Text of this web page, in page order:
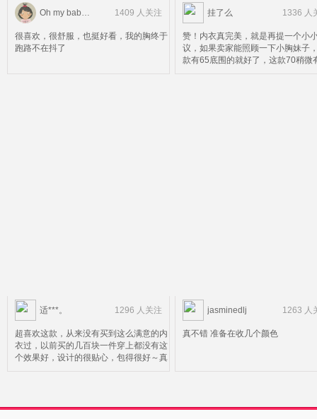
Oh my baby童品站 1409 人关注
很喜欢，很舒服，也挺好看，我的胸终于
跑路不在抖了
挂了么 1336 人
赞！内衣真完美，就是再提一个小
议，如果卖家能照顾一下小胸妹子
款有65底围的就好了，这款70稍微
适***。 1296 人关注
超喜欢这款，从来没有买到这么满意的内
衣过，以前买的几百块一件穿上都没有这
个效果好，设计的很贴心，包得很好～真
jasminedlj 1263 人
真不错 准备在收几个颜色